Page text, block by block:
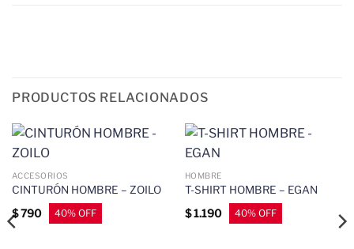
PRODUCTOS RELACIONADOS
ACCESORIOS
CINTURÓN HOMBRE – ZOILO
$790
HOMBRE
T-SHIRT HOMBRE – EGAN
$1.190